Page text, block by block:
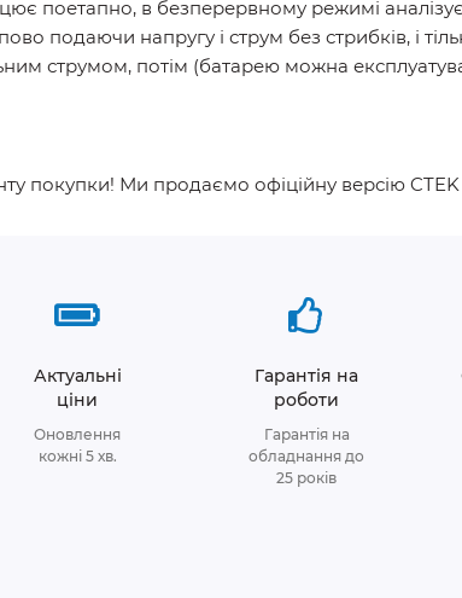
поетапно, в безперервному режимі
подаючи напругу і струм без стрибків, і
струмом, потім (батарею можна
покупки! Ми продаємо офіційну версію CTEK
Актуальні
ціни
Оновлення
кожні 5 хв.
Гарантія на
роботи
Гарантія на
обладнання до
25 років